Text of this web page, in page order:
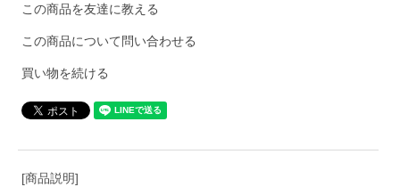
この商品を友達に教える
この商品について問い合わせる
買い物を続ける
[商品説明]